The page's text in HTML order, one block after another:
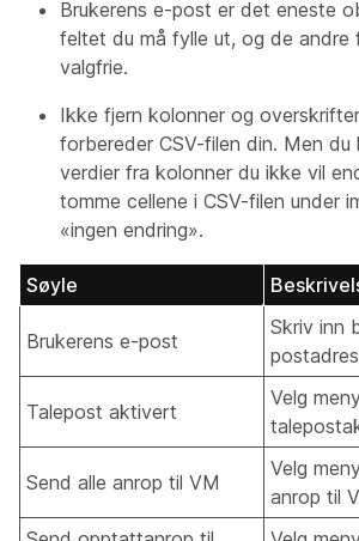
Brukerens e-post er det eneste
feltet du må fylle ut, og de andre
valgfrie.
Ikke fjern kolonner og
forbereder CSV-filen din. Men du
verdier fra kolonner du ikke vil
tomme cellene i CSV-filen under
«ingen endring».
Søyle
Brukerens e-post
Skriv inn
Talepost aktivert
Velg
Send alle anrop til VM
Velg
anrop til